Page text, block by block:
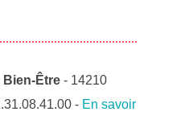
Bien-Être- 14210
- En savoir